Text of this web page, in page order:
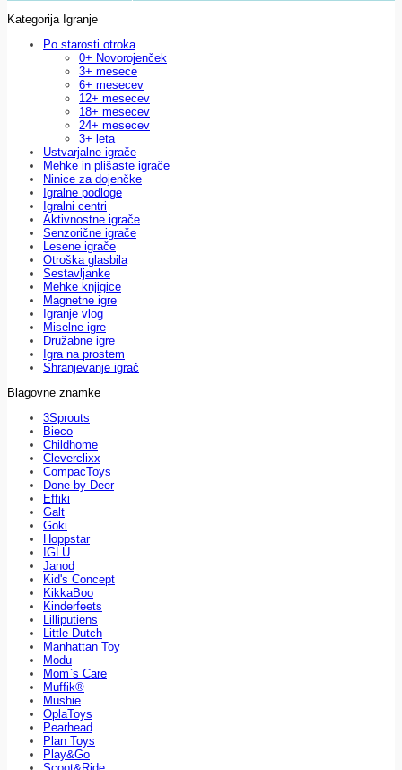
Kategorija Igranje
Po starosti otroka
0+ Novorojenček
3+ mesece
6+ mesecev
12+ mesecev
18+ mesecev
24+ mesecev
3+ leta
Ustvarjalne igrače
Mehke in plišaste igrače
Ninice za dojenčke
Igralne podloge
Igralni centri
Aktivnostne igrače
Senzorične igrače
Lesene igrače
Otroška glasbila
Sestavljanke
Mehke knjigice
Magnetne igre
Igranje vlog
Miselne igre
Družabne igre
Igra na prostem
Shranjevanje igrač
Blagovne znamke
3Sprouts
Bieco
Childhome
Cleverclixx
CompacToys
Done by Deer
Effiki
Galt
Goki
Hoppstar
IGLU
Janod
Kid's Concept
KikkaBoo
Kinderfeets
Lilliputiens
Little Dutch
Manhattan Toy
Modu
Mom`s Care
Muffik®
Mushie
OplaToys
Pearhead
Plan Toys
Play&Go